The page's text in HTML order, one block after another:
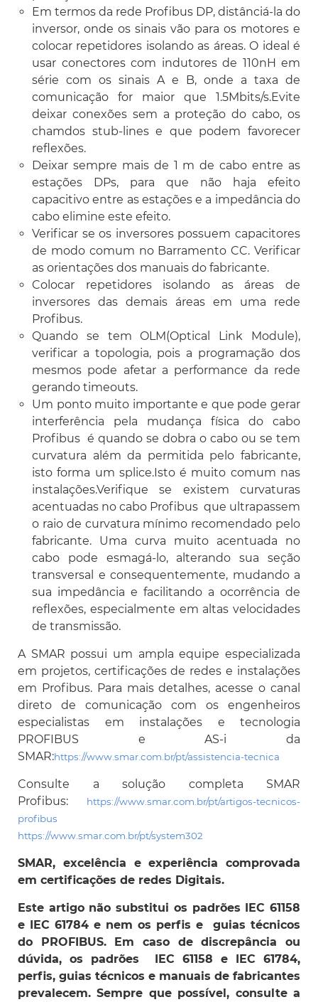
Em termos da rede Profibus DP, distânciá-la do
inversor, onde os sinais vão para os motores e
colocar repetidores isolando as áreas. O ideal é
usar conectores com indutores de 110nH em
série com os sinais A e B, onde a taxa de
comunicação for maior que 1.5Mbits/s.Evite
deixar conexões sem a proteção do cabo, os
chamdos stub-lines e que podem favorecer
reflexões.
Deixar sempre mais de 1 m de cabo entre as
estações DPs, para que não haja efeito
capacitivo entre as estações e a impedância do
cabo elimine este efeito.
Verificar se os inversores possuem capacitores
de modo comum no Barramento CC. Verificar
as orientações dos manuais do fabricante.
Colocar repetidores isolando as áreas de
inversores das demais áreas em uma rede
Profibus.
Quando se tem OLM(Optical Link Module),
verificar a topologia, pois a programação dos
mesmos pode afetar a performance da rede
gerando timeouts.
Um ponto muito importante e que pode gerar
interferência pela mudança física do cabo
Profibus é quando se dobra o cabo ou se tem
curvatura além da permitida pelo fabricante,
isto forma um splice.Isto é muito comum nas
instalações.Verifique se existem curvaturas
acentuadas no cabo Profibus que ultrapassem
o raio de curvatura mínimo recomendado pelo
fabricante. Uma curva muito acentuada no
cabo pode esmagá-lo, alterando sua seção
transversal e consequentemente, mudando a
sua impedância e facilitando a ocorrência de
reflexões, especialmente em altas velocidades
de transmissão.
A SMAR possui um ampla equipe especializada
em projetos, certificações de redes e instalações
em Profibus. Para mais detalhes, acesse o canal
direto de comunicação com os engenheiros
especialistas em instalações e tecnologia
PROFIBUS e AS-i da
SMAR:https://www.smar.com.br/pt/assistencia-tecnica
Consulte a solução completa SMAR
Profibus:
https://www.smar.com.br/pt/artigos-tecnicos-
profibus
https://www.smar.com.br/pt/system302
SMAR, excelência e experiência comprovada
em certificações de redes Digitais.
Este artigo não substitui os padrões IEC 61158
e IEC 61784 e nem os perfis e guias técnicos
do PROFIBUS. Em caso de discrepância ou
dúvida, os padrões IEC 61158 e IEC 61784,
perfis, guias técnicos e manuais de fabricantes
prevalecem. Sempre que possível, consulte a